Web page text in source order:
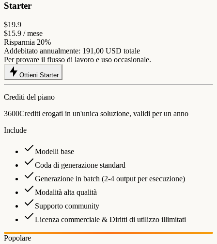
Starter
$19.9
$15.9 / mese
Risparmia 20%
Addebitato annualmente: 191,00 USD totale
Per provare il flusso di lavoro e uso occasionale.
Ottieni Starter
Crediti del piano
3600Crediti erogati in un'unica soluzione, validi per un anno
Include
Modelli base
Coda di generazione standard
Generazione in batch (2-4 output per esecuzione)
Modalità alta qualità
Supporto community
Licenza commerciale & Diritti di utilizzo illimitati
Popolare